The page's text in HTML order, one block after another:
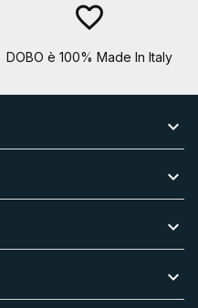
favorite_border
DOBO è 100% Made In Italy



